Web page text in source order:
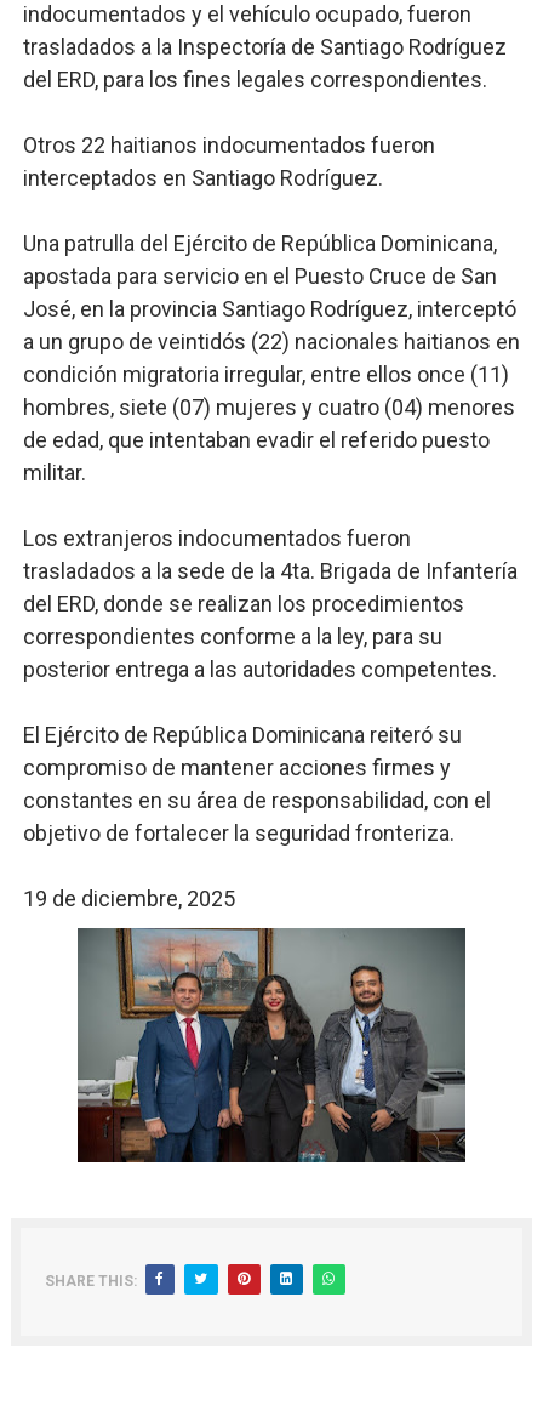
indocumentados y el vehículo ocupado, fueron
trasladados a la Inspectoría de Santiago Rodríguez
del ERD, para los fines legales correspondientes.
Otros 22 haitianos indocumentados fueron
interceptados en Santiago Rodríguez.
Una patrulla del Ejército de República Dominicana,
apostada para servicio en el Puesto Cruce de San
José, en la provincia Santiago Rodríguez, interceptó
a un grupo de veintidós (22) nacionales haitianos en
condición migratoria irregular, entre ellos once (11)
hombres, siete (07) mujeres y cuatro (04) menores
de edad, que intentaban evadir el referido puesto
militar.
Los extranjeros indocumentados fueron
trasladados a la sede de la 4ta. Brigada de Infantería
del ERD, donde se realizan los procedimientos
correspondientes conforme a la ley, para su
posterior entrega a las autoridades competentes.
El Ejército de República Dominicana reiteró su
compromiso de mantener acciones firmes y
constantes en su área de responsabilidad, con el
objetivo de fortalecer la seguridad fronteriza.
19 de diciembre, 2025
SHARE THIS: